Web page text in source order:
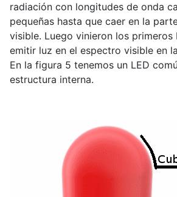
radiación con longitudes de onda
pequeñas hasta que caer en la
visible. Luego vinieron los primeros
emitir luz en el espectro visible en
En la figura 5 tenemos un LED
estructura interna.